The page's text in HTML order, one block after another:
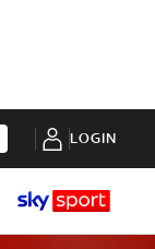
LOGIN